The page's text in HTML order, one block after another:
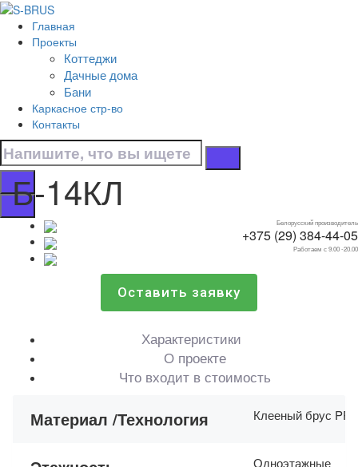
Перейти к контенту
Главная
Проекты
Коттеджи
Дачные дома
Бани
Каркасное стр-во
Контакты
Белорусский производитель
+375 (29) 384-44-05
Работаем с 9.00 -20.00
Б-14КЛ
Б-14КЛ
Б-14КЛ
Оставить заявку
Характеристики
О проекте
Что входит в стоимость
Материал /Технология Клееный брус
Одноэтажные